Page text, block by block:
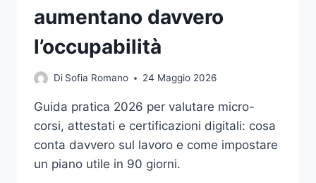
aumentano davvero
l’occupabilità
Di Sofia Romano 24 Maggio 2026
Guida pratica 2026 per valutare micro-
corsi, attestati e certificazioni digitali: cosa
conta davvero sul lavoro e come impostare
un piano utile in 90 giorni.